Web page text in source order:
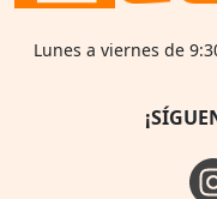
Lunes a viernes de